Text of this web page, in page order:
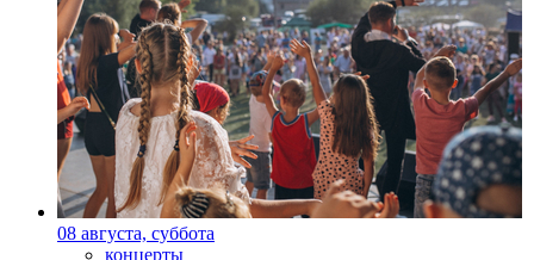
08 августа, суббота
концерты